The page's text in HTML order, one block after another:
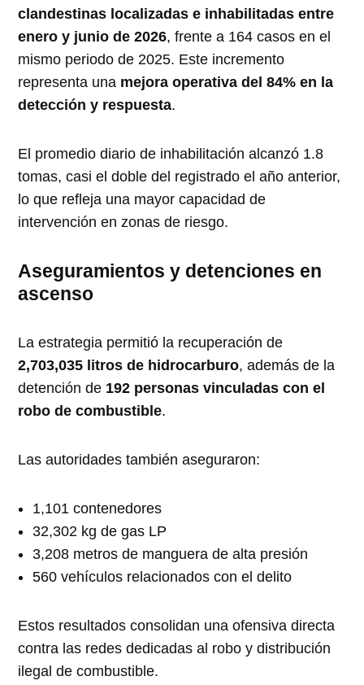
clandestinas localizadas e inhabilitadas entre
enero y junio de 2026, frente a 164 casos en el
mismo periodo de 2025. Este incremento
representa una mejora operativa del 84% en la
detección y respuesta.
El promedio diario de inhabilitación alcanzó 1.8
tomas, casi el doble del registrado el año anterior,
lo que refleja una mayor capacidad de
intervención en zonas de riesgo.
Aseguramientos y detenciones en
ascenso
La estrategia permitió la recuperación de
2,703,035 litros de hidrocarburo, además de la
detención de 192 personas vinculadas con el
robo de combustible.
Las autoridades también aseguraron:
1,101 contenedores
32,302 kg de gas LP
3,208 metros de manguera de alta presión
560 vehículos relacionados con el delito
Estos resultados consolidan una ofensiva directa
contra las redes dedicadas al robo y distribución
ilegal de combustible.